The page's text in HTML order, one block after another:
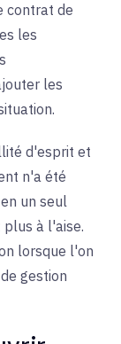
contrat de
les
les
d'esprit et
n'a été
un seul
à l'aise.
lorsque l'on
gestion